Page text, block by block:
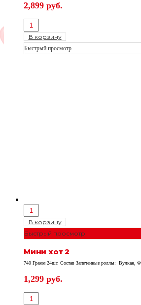
2,899 руб.
В корзину
Быстрый просмотр
В корзину
Быстрый просмотр
Мини хот 2
740 Грамм 24шт. Состав Запеченные роллы: Вулкан,
1,299 руб.